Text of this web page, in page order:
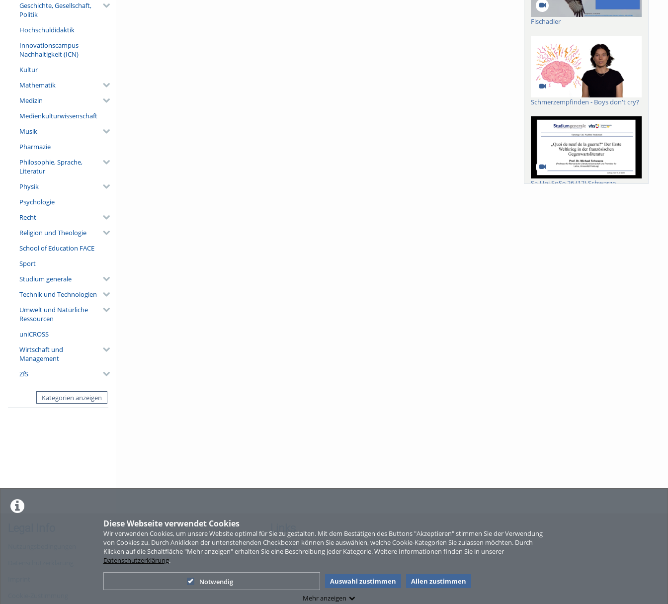
Diese Webseite verwendet Cookies
Wir verwenden Cookies, um unsere Website optimal für Sie zu gestalten. Mit dem Bestätigen des Buttons "Akzeptieren" stimmen Sie der Verwendung
von Cookies zu. Durch Anklicken der untenstehenden Checkboxen können Sie auswählen, welche Cookie-Kategorien Sie zulassen möchten. Durch
Klicken auf die Schaltfläche "Mehr anzeigen" erhalten Sie eine Beschreibung jeder Kategorie. Weitere Informationen finden Sie in unserer
Datenschutzerklärung.
Notwendig Auswahl zustimmen
Allen zustimmen
Mehr anzeigen
Geschichte, Gesellschaft,
Politik
Hochschuldidaktik
Innovationscampus
Nachhaltigkeit (ICN)
Kultur
Mathematik
Medizin
Medienkulturwissenschaft
Musik
Pharmazie
Philosophie, Sprache,
Literatur
Physik
Psychologie
Recht
Religion und Theologie
School of Education FACE
Sport
Studium generale
Technik und Technologien
Umwelt und Natürliche
Ressourcen
uniCROSS
Wirtschaft und
Management
ZfS
Kategorien anzeigen
Fischadler
Schmerzempfinden - Boys don't cry?
Sa-Uni SoSe 26 (12) Schwarze
Sperber
Links
Sitemap